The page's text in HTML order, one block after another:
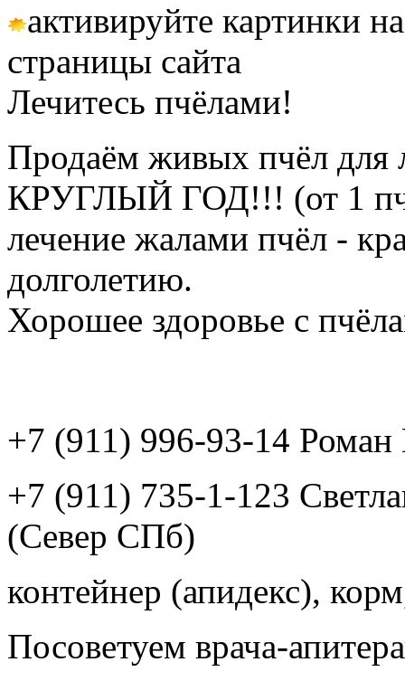
активируйте картинки
страницы сайта
Лечитесь пчёлами!
Продаём живых пчёл для
КРУГЛЫЙ ГОД!!! (от 1
лечение жалами пчёл -
долголетию.
Хорошее здоровье с
+7 (911) 996-93-14
+7 (911) 735-1-123
(Север СПб)
контейнер (апидекс),
Посоветуем врача-